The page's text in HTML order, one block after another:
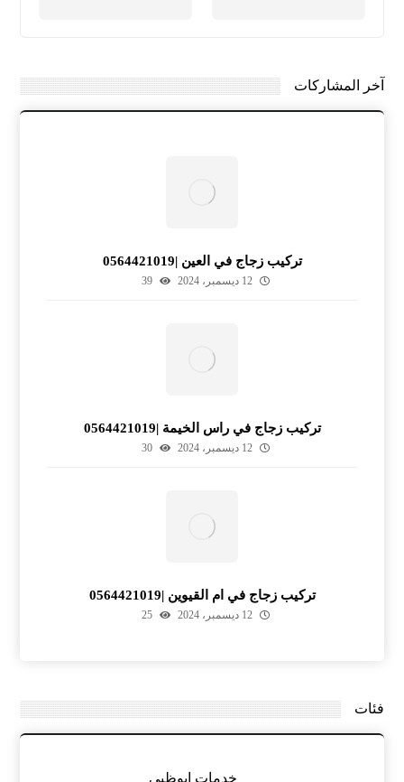
آخر المشاركات
تركيب زجاج في العين |0564421019
12 ديسمبر، 2024 39
تركيب زجاج في راس الخيمة |0564421019
12 ديسمبر، 2024 30
تركيب زجاج في ام القيوين |0564421019
12 ديسمبر، 2024 25
فئات
خدمات ابوظبي